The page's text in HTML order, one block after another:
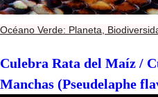
Océano Verde: Planeta,
Culebra Rata del Maíz /
Manchas (Pseudelaphe